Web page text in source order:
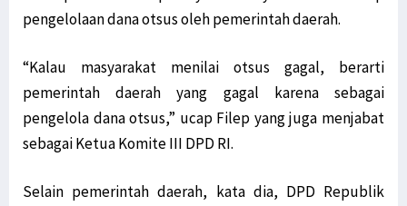
pengelolaan dana otsus oleh pemerintah daerah.
“Kalau masyarakat menilai otsus gagal, berarti
pemerintah daerah yang gagal karena sebagai
pengelola dana otsus,” ucap Filep yang juga menjabat
sebagai Ketua Komite III DPD RI.
Selain pemerintah daerah, kata dia, DPD Republik